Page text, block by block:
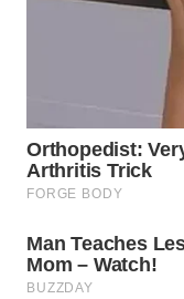
WN
NATUNA
WN
BINTAN